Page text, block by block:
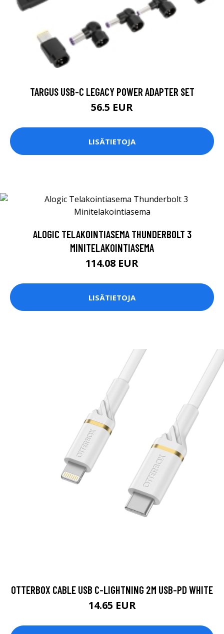
TARGUS USB-C LEGACY POWER ADAPTER SET
56.5 EUR
LISÄTIETOJA
ALOGIC TELAKOINTIASEMA THUNDERBOLT 3
MINITELAKOINTIASEMA
114.08 EUR
LISÄTIETOJA
OTTERBOX CABLE USB C-LIGHTNING 2M USB-PD WHITE
14.65 EUR